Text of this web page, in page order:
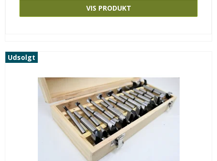
VIS PRODUKT
Udsolgt